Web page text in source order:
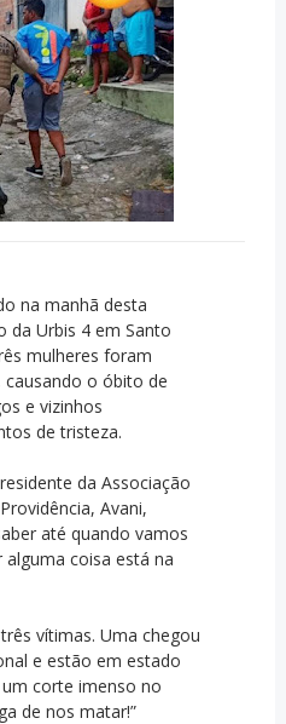
na manhã desta
da Urbis 4 em Santo
mulheres foram
causando o óbito de
e vizinhos
de tristeza.
da Associação
Avani,
até quando vamos
coisa está na
vítimas. Uma chegou
e estão em estado
corte imenso no
de nos matar!”